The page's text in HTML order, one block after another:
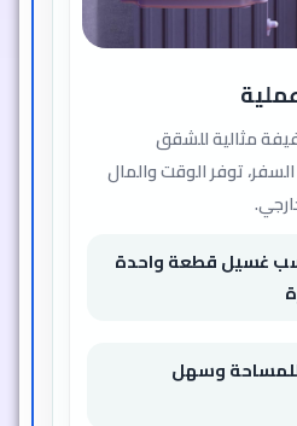
مثالية للشقق
توفر الوقت والمال
تناسب غسيل قطعة واحدة
وسهل